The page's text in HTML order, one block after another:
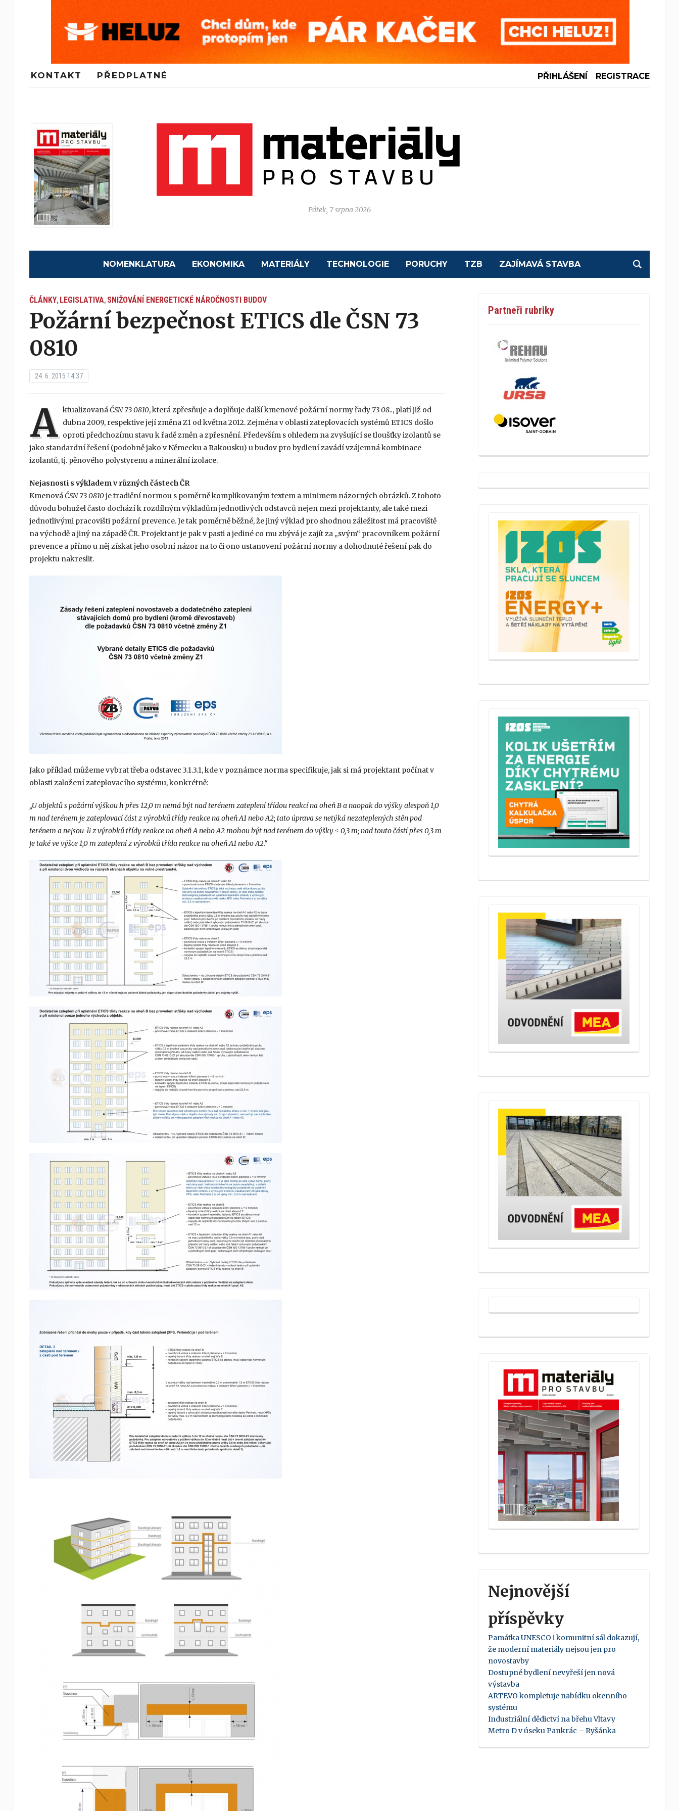
KONTAKT PŘEDPLATNÉ PŘIHLÁŠENÍ REGISTRACE
Pátek, 7 srpna 2026
NOMENKLATURA EKONOMIKA MATERIÁLY TECHNOLOGIE PORUCHY TZB ZAJÍMAVÁ STAVBA
ČLÁNKY, LEGISLATIVA, SNIŽOVÁNÍ ENERGETICKÉ NÁROČNOSTI BUDOV
Požární bezpečnost ETICS dle ČSN 73
0810
24. 6. 2015 14:37
A ktualizovanáČSN 73 0810, která zpřesňuje a doplňuje další kmenové požární normy řady 73 08.., platí již od
dubna 2009, respektive její změna Z1 od května 2012. Zejména v oblasti zateplovacích systémů ETICS došlo
oproti předchozímu stavu k řadě změn a zpřesnění. Především s ohledem na zvyšující se tloušťky izolantů se
jako standardní řešení (podobně jako v Německu a Rakousku) u budov pro bydlení zavádí vzájemná kombinace
izolantů, tj. pěnového polystyrenu a minerální izolace.
Nejasnosti s výkladem v různých částech ČR
KmenováČSN 73 0810je tradiční normou s poměrně komplikovaným textem a minimem názorných obrázků. Z tohoto
důvodu bohužel často dochází k rozdílným výkladům jednotlivých odstavců nejen mezi projektanty, ale také mezi
jednotlivými pracovišti požární prevence. Je tak poměrně běžné, že jiný výklad pro shodnou záležitost má pracoviště
na východě a jiný na západě ČR. Projektant je pak v pasti a jediné co mu zbývá je zajít za „svým“ pracovníkem požární
prevence a přímo u něj získat jeho osobní názor na to či ono ustanovení požární normy a dohodnuté řešení pak do
projektu nakreslit.
Jako příklad můžeme vybrat třeba odstavec 3.1.3.1, kde v poznámce norma specifikuje, jak si má projektant počínat v
oblasti založení zateplovacího systému, konkrétně:
„U objektů s požární výškouh přes 12,0 m nemá být nad terénem zateplení třídou reakcí na oheň B a naopak do výšky alespoň 1,0
m nad terénem je zateplovací část z výrobků třídy reakce na oheň A1 nebo A2; tato úprava se netýká nezateplených stěn pod
terénem a nejsou-li z výrobků třídy reakce na oheň A nebo A2 mohou být nad terénem do výšky ≤ 0,3 m; nad touto částí přes 0,3 m
je také ve výšce 1,0 m zateplení z výrobků třída reakce na oheň A1 nebo A2.“
Partneři rubriky
Nejnovější
příspěvky
Památka UNESCO i komunitní sál dokazují,
že moderní materiály nejsou jen pro
novostavby
Dostupné bydlení nevyřeší jen nová
výstavba
ARTEVO kompletuje nabídku okenního
systému
Industriální dědictví na břehu Vltavy
Metro D v úseku Pankrác – Ryšánka